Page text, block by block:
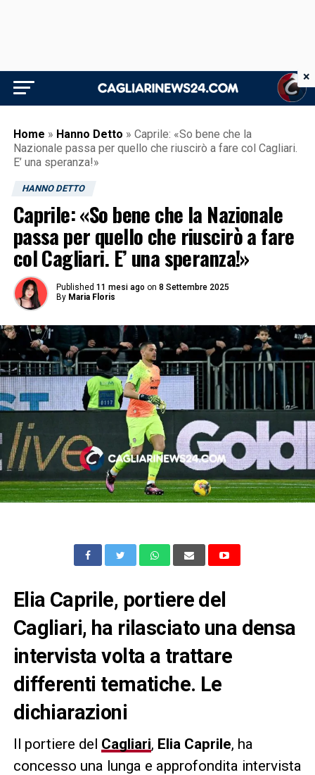
Home » Hanno Detto » Caprile: «So bene che la
Nazionale passa per quello che riuscirò a fare col Cagliari.
E’ una speranza!»
HANNO DETTO
Caprile: «So bene che la Nazionale
passa per quello che riuscirò a fare
col Cagliari. E’ una speranza!»
Published 11 mesi ago on 8 Settembre 2025
By Maria Floris
Elia Caprile, portiere del
Cagliari, ha rilasciato una densa
intervista volta a trattare
differenti tematiche. Le
dichiarazioni
Il portiere del Cagliari, Elia Caprile, ha
concesso una lunga e approfondita intervista
×